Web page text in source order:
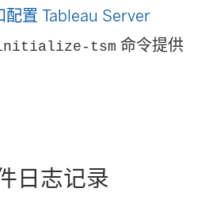
配置 Tableau Server
tsm 命令提供
日志记录